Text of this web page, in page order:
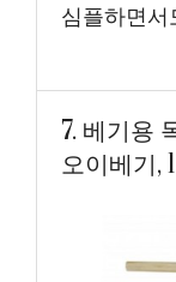
심플하면
7. 베기용
오이베기,